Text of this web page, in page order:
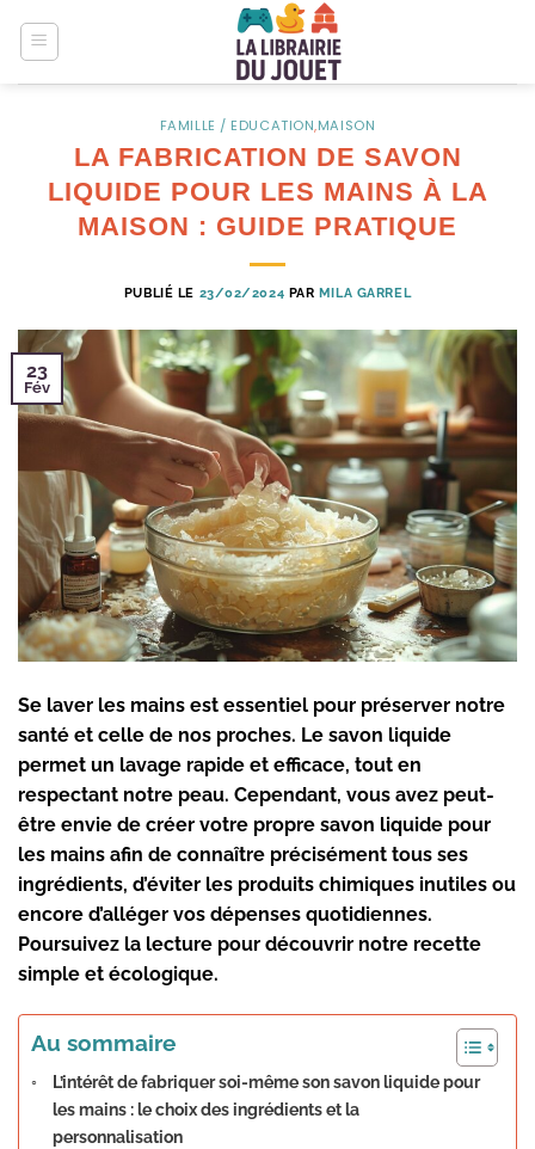
FAMILLE / EDUCATION,MAISON
LA FABRICATION DE SAVON
LIQUIDE POUR LES MAINS À LA
MAISON : GUIDE PRATIQUE
PUBLIÉ LE 23/02/2024 PAR MILA GARREL
23
Fév
Se laver les mains est essentiel pour préserver notre
santé et celle de nos proches. Le savon liquide
permet un lavage rapide et efficace, tout en
respectant notre peau. Cependant, vous avez peut-
être envie de créer votre propre savon liquide pour
les mains afin de connaître précisément tous ses
ingrédients, d’éviter les produits chimiques inutiles ou
encore d’alléger vos dépenses quotidiennes.
Poursuivez la lecture pour découvrir notre recette
simple et écologique.
Au sommaire
L’intérêt de fabriquer soi-même son savon liquide pour
les mains : le choix des ingrédients et la
personnalisation